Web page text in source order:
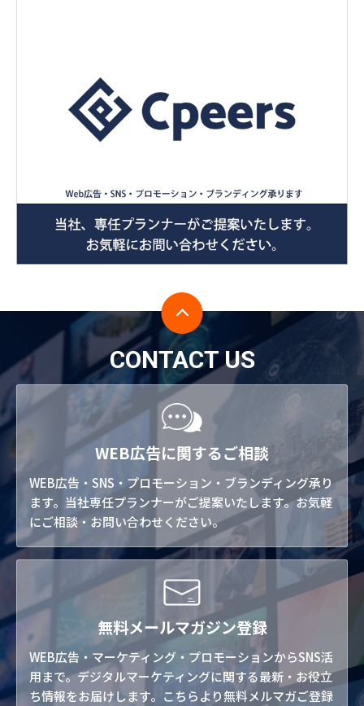
CONTACT US
WEB広告に関するご相談
WEB広告・SNS・プロモーション・ブランディング承り
ます。当社専任プランナーがご提案いたします。お気軽
にご相談・お問い合わせください。
無料メールマガジン登録
WEB広告・マーケティング・プロモーションからSNS活
用まで。デジタルマーケティングに関する最新・お役立
ち情報をお届けします。こちらより無料メルマガご登録